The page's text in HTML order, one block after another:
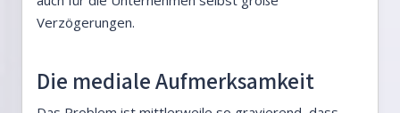
Verzögerungen.
Die mediale Aufmerksamkeit